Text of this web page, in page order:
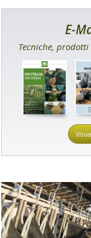
E-
Tecniche,